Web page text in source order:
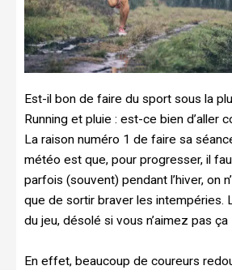
Est-il bon de faire du sport sous la
Running et pluie : est-ce bien d’aller
La raison numéro 1 de faire sa
météo est que, pour progresser, il
parfois (souvent) pendant l’hiver, on
que de sortir braver les intempéries.
du jeu, désolé si vous n’aimez pas ça
En effet, beaucoup de coureurs